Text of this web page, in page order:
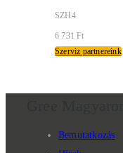
SZH4
6 731Ft
Szerviz partnereink
Bemutatkozás